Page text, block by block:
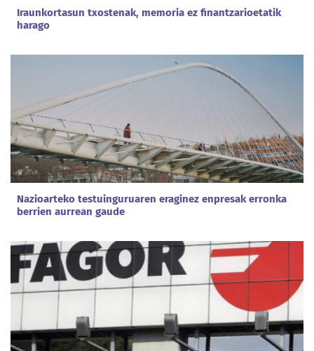
Iraunkortasun txostenak, memoria ez finantzarioetatik
harago
Nazioarteko testuinguruaren eraginez enpresak erronka
berrien aurrean gaude